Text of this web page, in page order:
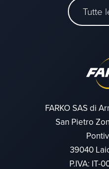
Tutte
FARKO SAS di
San Pietro
39040
P.IVA: IT-